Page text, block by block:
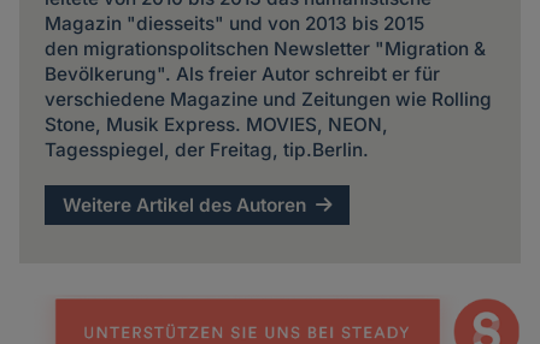
Magazin "diesseits" und von 2013 bis 2015
den migrationspolitschen Newsletter "Migration &
Bevölkerung". Als freier Autor schreibt er für
verschiedene Magazine und Zeitungen wie Rolling
Stone, Musik Express. MOVIES, NEON,
Tagesspiegel, der Freitag, tip.Berlin.
Weitere Artikel des Autoren